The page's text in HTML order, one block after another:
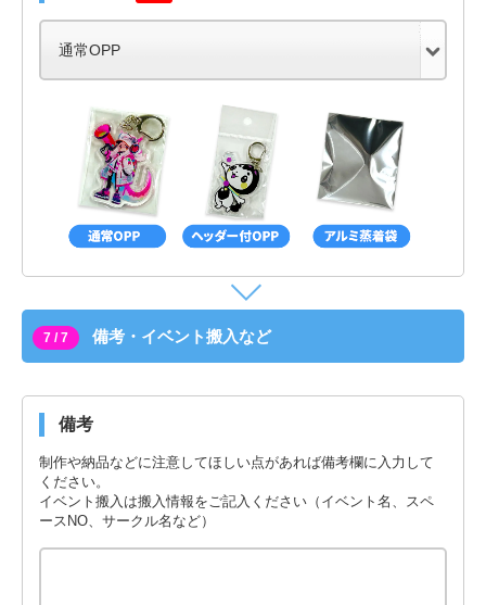
7 / 7 備考・イベント搬入など
備考
制作や納品などに注意してほしい点があれば備考欄に入力して
ください。
イベント搬入は搬入情報をご記入ください（イベント名、スペ
ースNO、サークル名など）